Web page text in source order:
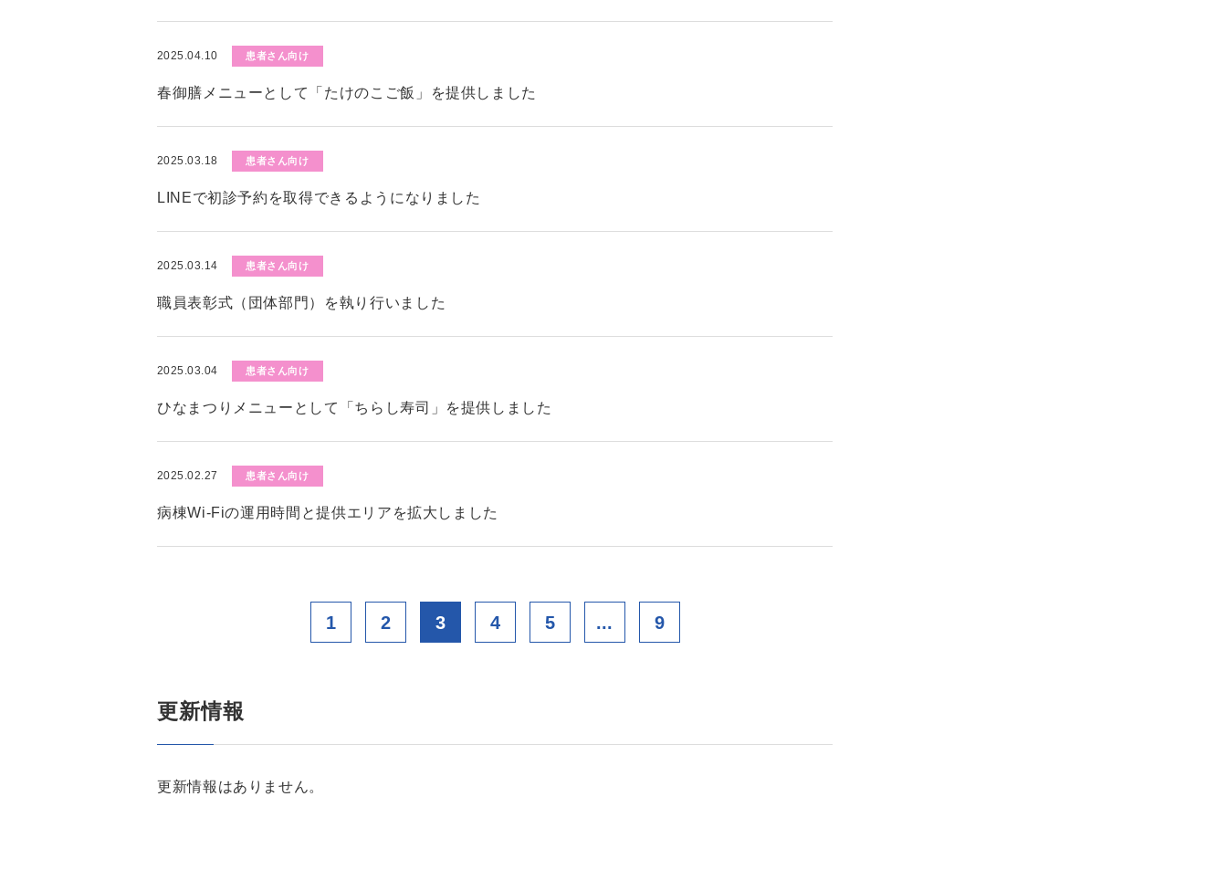
2025.04.10 患者さん向け
春御膳メニューとして「たけのこご飯」を提供しました
2025.03.18 患者さん向け
LINEで初診予約を取得できるようになりました
2025.03.14 患者さん向け
職員表彰式（団体部門）を執り行いました
2025.03.04 患者さん向け
ひなまつりメニューとして「ちらし寿司」を提供しました
2025.02.27 患者さん向け
病棟Wi-Fiの運用時間と提供エリアを拡大しました
1 2 3 4 5 ... 9
更新情報
更新情報はありません。